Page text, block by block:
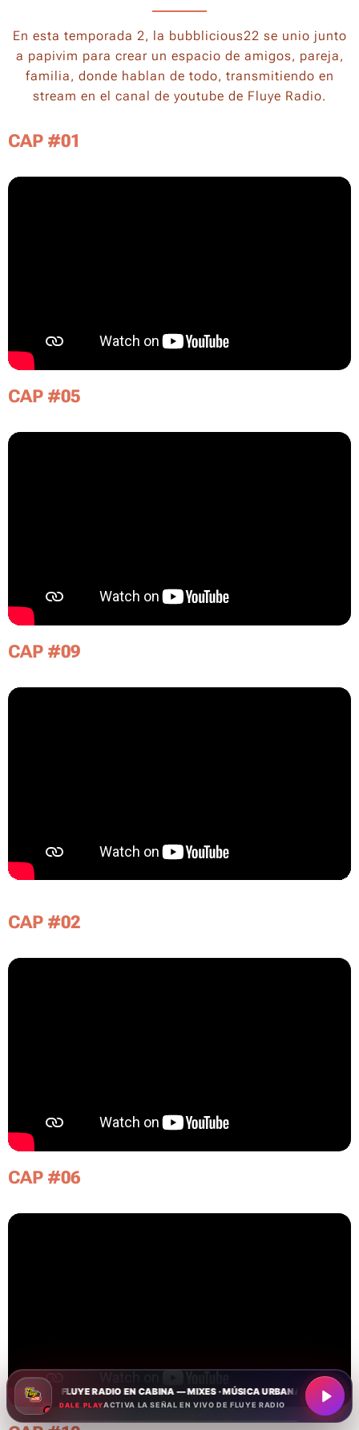
En esta temporada 2, la bubblicious22 se unio junto
a papivim para crear un espacio de amigos, pareja,
familia, donde hablan de todo, transmitiendo en
stream en el canal de youtube de Fluye Radio.
CAP #01
CAP #05
CAP #09
CAP #02
CAP #06
DE FLUYE RADIO EN CABINA — MIXES · MÚSICA URBANA · CULTURA GLOBAL
DALE PLAYACTIVA LA SEÑAL EN VIVO DE FLUYE RADIO